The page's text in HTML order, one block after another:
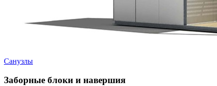
Санузлы
Заборные блоки и навершия